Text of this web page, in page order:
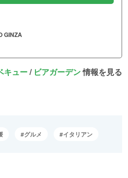
GINZA
キュー/ ビアガーデン情報を見る
グルメ イタリアン